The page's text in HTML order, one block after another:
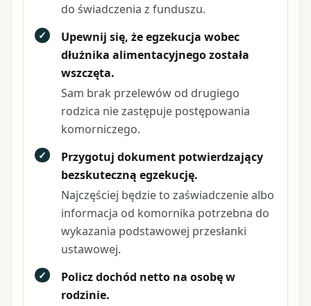
do świadczenia z funduszu.
✓
Upewnij się, że egzekucja wobec
dłużnika alimentacyjnego została
wszczęta.
Sam brak przelewów od drugiego
rodzica nie zastępuje postępowania
komorniczego.
✓
Przygotuj dokument potwierdzający
bezskuteczną egzekucję.
Najczęściej będzie to zaświadczenie albo
informacja od komornika potrzebna do
wykazania podstawowej przesłanki
ustawowej.
✓
Policz dochód netto na osobę w
rodzinie.